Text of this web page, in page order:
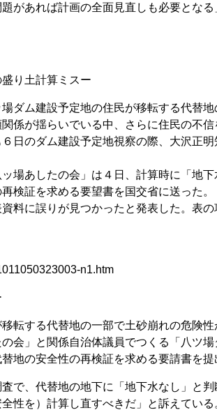
があれば計画の全面見直しも必要とな
り土計算ミスー
ダム建設予定地の住民が移転する代替地
係が揺らいでいる中、さらに住民の不信
日のダム建設予定地視察の際、大沢正
場あしたの会」は４日、計算時に「地下
検証を求める要望書を国交省に送った。
料に誤りが見つかったと発表した。表の
n1.htm
転する代替地の一部で土砂崩れの危険性
会」と関係自治体議員でつくる「八ツ場
地の安全性の再検証を求める要請書を提
で、代替地の地下に「地下水なし」と判
性を）計算し直すべきだ」と訴えている